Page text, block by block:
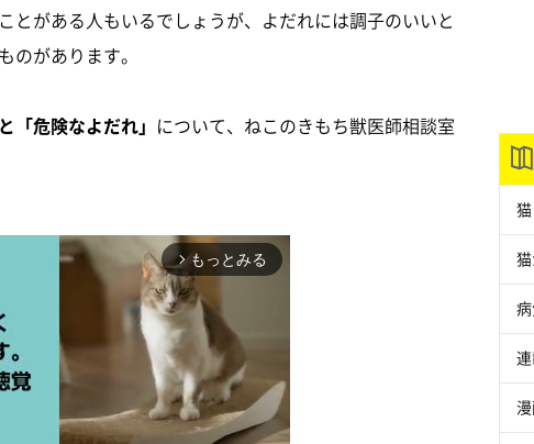
とがある人もいるでしょうが、よだれには調子のいいと
のがあります。
「危険なよだれ」 について、ねこのきもち獣医師相談室
arrow_forward_ios もっとみる